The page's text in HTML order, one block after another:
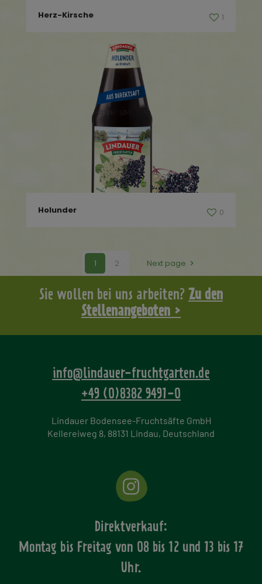
Herz-Kirsche 1
Holunder 0
1 2 Next page
Sie wollen bei uns arbeiten? Zu den
Stellenangeboten >
info@lindauer-fruchtgarten.de
+49 (0)8382 9491-0
Lindauer Bodensee-Fruchtsäfte GmbH
Kellereiweg 8, 88131 Lindau, Deutschland
Direktverkauf:
Montag bis Freitag von 08 bis 12 und 13 bis 17
Uhr.